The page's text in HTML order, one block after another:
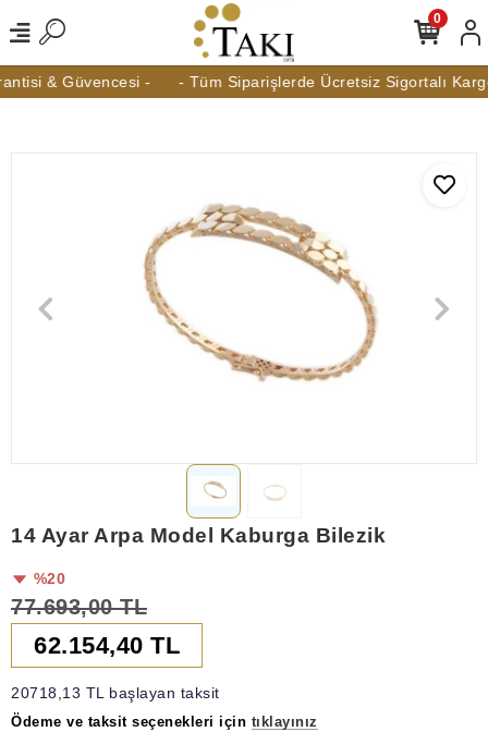
& Güvencesi - - Tüm Siparişlerde Ücretsiz Sigortalı
0
14 Ayar Arpa Model Kaburga Bilezik
%20
77.693,00 TL
62.154,40 TL
20718,13 TL başlayan taksit
Ödeme ve taksit seçenekleri için tıklayınız